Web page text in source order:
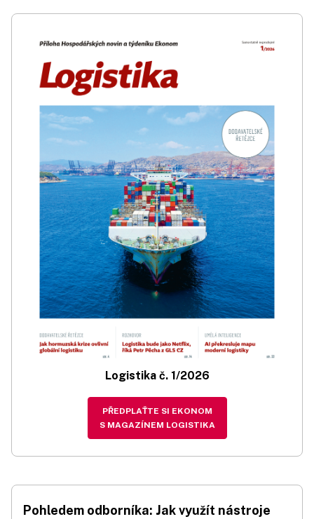
Logistika č. 1/2026
PŘEDPLAŤTE SI EKONOM
S MAGAZÍNEM LOGISTIKA
Pohledem odborníka: Jak využít nástroje